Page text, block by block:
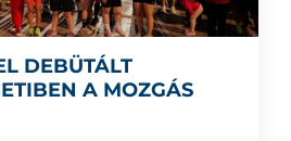
DEBÜTÁLT
A MOZGÁS